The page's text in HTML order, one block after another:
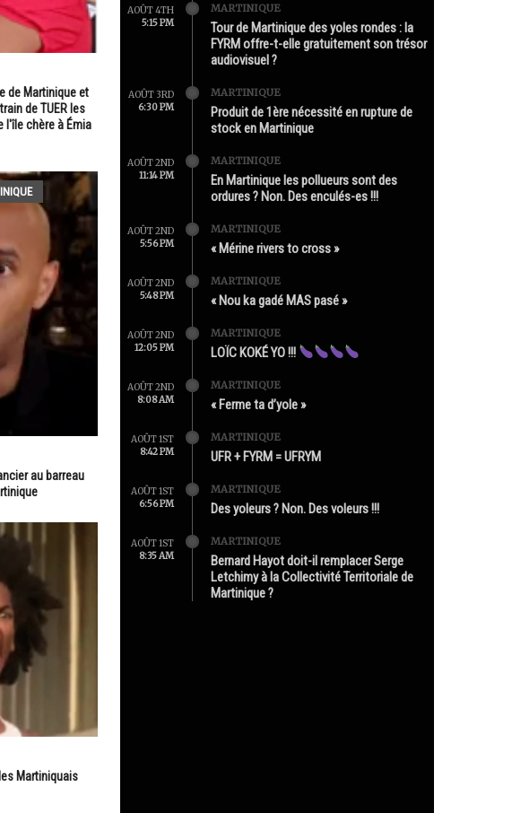
de Martinique et
de TUER les
chère à Émia
au barreau
Martiniquais
AOÛT 4TH
5:15 PM
MARTINIQUE
Tour de Martinique des yoles rondes : la
FYRM offre-t-elle gratuitement son trésor
audiovisuel ?
AOÛT 3RD
6:30 PM
MARTINIQUE
Produit de 1ère nécessité en rupture de
stock en Martinique
AOÛT 2ND
11:14 PM
MARTINIQUE
En Martinique les pollueurs sont des
ordures ? Non. Des enculés-es !!!
AOÛT 2ND
5:56 PM
MARTINIQUE
« Mérine rivers to cross »
AOÛT 2ND
5:48 PM
MARTINIQUE
« Nou ka gadé MAS pasé »
AOÛT 2ND
12:05 PM
MARTINIQUE
LOÏC KOKÉ YO !!!
AOÛT 2ND
8:08 AM
MARTINIQUE
« Ferme ta d’yole »
AOÛT 1ST
8:42 PM
MARTINIQUE
UFR + FYRM = UFRYM
AOÛT 1ST
6:56 PM
MARTINIQUE
Des yoleurs ? Non. Des voleurs !!!
AOÛT 1ST
8:35 AM
MARTINIQUE
Bernard Hayot doit-il remplacer Serge
Letchimy à la Collectivité Territoriale de
Martinique ?